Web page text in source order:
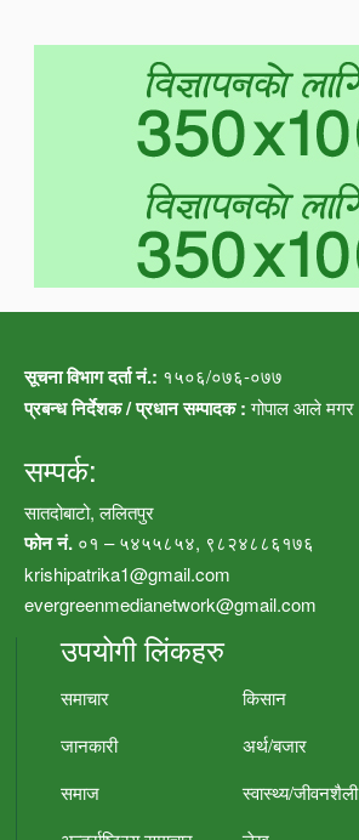
सूचना विभाग दर्ता नं.: १५०६/०७६-०७७
प्रबन्ध निर्देशक / प्रधान सम्पादक :गोपाल आले मगर
सम्पर्क:
सातदोबाटो, ललितपुर
फोन नं. ०१ – ५४५५८५४, ९८२४८८६१७६
krishipatrika1@gmail.com
evergreenmedianetwork@gmail.com
उपयोगी लिंकहरु
समाचार
किसान
जानकारी
अर्थ/बजार
समाज
स्वास्थ्य/जीवनशैली